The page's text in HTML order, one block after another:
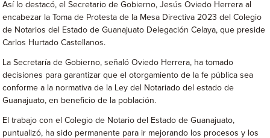
Así lo destacó, el Secretario de Gobierno, Jesús Oviedo Herrera al
encabezar la Toma de Protesta de la Mesa Directiva 2023 del Colegio
de Notarios del Estado de Guanajuato Delegación Celaya, que preside
Carlos Hurtado Castellanos.
La Secretaría de Gobierno, señaló Oviedo Herrera, ha tomado
decisiones para garantizar que el otorgamiento de la fe pública sea
conforme a la normativa de la Ley del Notariado del estado de
Guanajuato, en beneficio de la población.
El trabajo con el Colegio de Notario del Estado de Guanajuato,
puntualizó, ha sido permanente para ir mejorando los procesos y los